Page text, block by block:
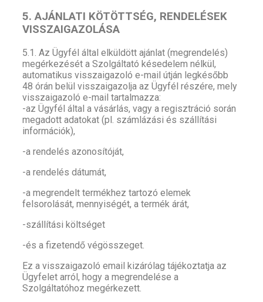
5. AJÁNLATI KÖTÖTTSÉG, RENDELÉSEK
VISSZAIGAZOLÁSA
5.1. Az Ügyfél által elküldött ajánlat (megrendelés)
megérkezését a Szolgáltató késedelem nélkül,
automatikus visszaigazoló e-mail útján legkésőbb
48 órán belül visszaigazolja az Ügyfél részére, mely
visszaigazoló e-mail tartalmazza:
-az Ügyfél által a vásárlás, vagy a regisztráció során
megadott adatokat (pl. számlázási és szállítási
információk),
-a rendelés azonosítóját,
-a rendelés dátumát,
-a megrendelt termékhez tartozó elemek
felsorolását, mennyiségét, a termék árát,
-szállítási költséget
-és a fizetendő végösszeget.
Ez a visszaigazoló email kizárólag tájékoztatja az
Ügyfelet arról, hogy a megrendelése a
Szolgáltatóhoz megérkezett.